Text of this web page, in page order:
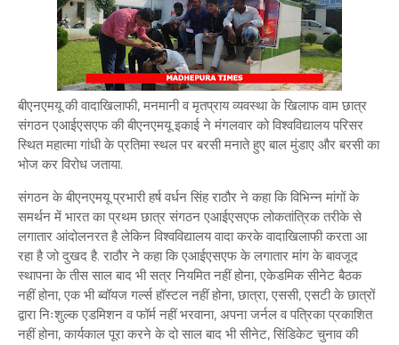
बीएनएमयू की वादाखिलाफी, मनमानी व मृतप्राय व्यवस्था के खिलाफ वाम छात्र
संगठन एआईएसएफ की बीएनएमयू इकाई ने मंगलवार को विश्वविद्यालय परिसर
स्थित महात्मा गांधी के प्रतिमा स्थल पर बरसी मनाते हुए बाल मुंडाए और बरसी का
भोज कर विरोध जताया.
संगठन के बीएनएमयू प्रभारी हर्ष वर्धन सिंह राठौर ने कहा कि विभिन्न मांगों के
समर्थन में भारत का प्रथम छात्र संगठन एआईएसएफ लोकतांत्रिक तरीके से
लगातार आंदोलनरत है लेकिन विश्वविद्यालय वादा करके वादाखिलाफी करता आ
रहा है जो दुखद है. राठौर ने कहा कि एआईएसएफ के लगातार मांग के बावजूद
स्थापना के तीस साल बाद भी सत्र नियमित नहीं होना, एकेडमिक सीनेट बैठक
नहीं होना, एक भी ब्वॉयज गर्ल्स हॉस्टल नहीं होना, छात्रा, एससी, एसटी के छात्रों
द्वारा निःशुल्क एडमिशन व फॉर्म नहीं भरवाना, अपना जर्नल व पत्रिका प्रकाशित
नहीं होना, कार्यकाल पूरा करने के दो साल बाद भी सीनेट, सिंडिकेट चुनाव की